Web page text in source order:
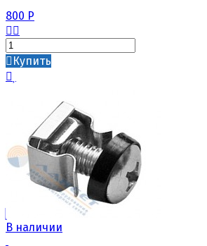
800 Р
Купить
В наличии